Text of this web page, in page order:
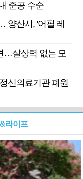
준공 수순
양산시, '어필 레
…살상력 없는 모
신의료기관 폐원
라이프